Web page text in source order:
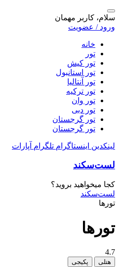
سلام، کاربر مهمان
ورود / عضویت
خانه
تور
تور کیش
تور استانبول
تور آنتالیا
تور ترکیه
تور وان
تور دبی
تور گرجستان
تور گرجستان
لینکدین اینستاگرام تلگرام آپارات
لست‌سکند
کجا میخواهید بروید؟
لست‌سکند
تورها
تور‌ها
4.7
هتلی پکیجی